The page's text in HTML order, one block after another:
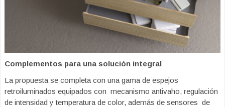
Complementos para una solución integral
La propuesta se completa con una gama de espejos
retroiluminados equipados con mecanismo antivaho, regulación
de intensidad y temperatura de color, además de sensores de